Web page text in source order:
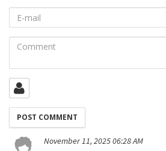
mail
Comment
November 11, 2025 06:28 AM